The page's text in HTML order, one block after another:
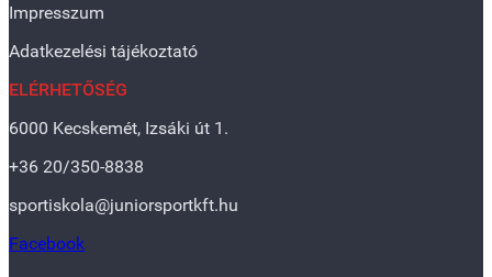
Impresszum
Adatkezelési tájékoztató
ELÉRHETŐSÉG
6000 Kecskemét, Izsáki út 1.
+36 20/350-8838
sportiskola@juniorsportkft.hu
Facebook